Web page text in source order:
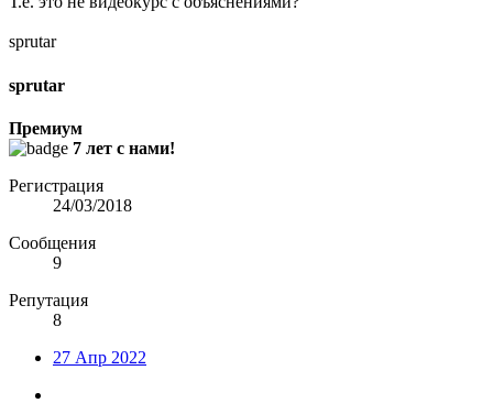
sprutar
sprutar
Премиум
7 лет с нами!
Регистрация
24/03/2018
Сообщения
9
Репутация
8
27 Апр 2022